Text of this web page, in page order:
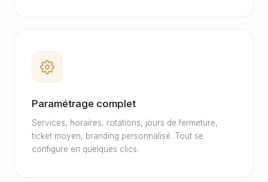
Paramétrage complet
Services, horaires, rotations, jours de fermeture,
ticket moyen, branding personnalisé. Tout se
configure en quelques clics.